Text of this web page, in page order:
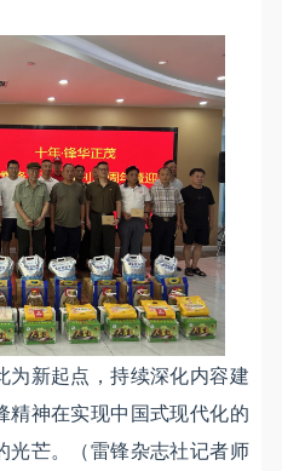
为新起点，持续深化内容建
精神在实现中国式现代化的
光芒。（雷锋杂志社记者师